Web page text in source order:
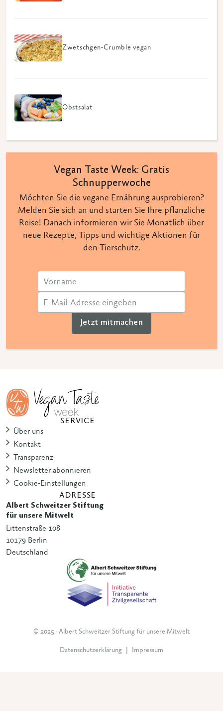
Zwetschgen-Crumble vegan
Obstsalat
Vegan Taste Week: Gratis
Schnupperwoche
Möchten Sie die vegane Ernährung ausprobieren?
Melden Sie sich an und starten Sie Ihre pflanzliche
Reise! Danach informieren wir Sie Monatlich über
neue Rezepte, Tipps und wichtige Aktionen für
den Tierschutz.
Jetzt mitmachen
SERVICE
Über uns
Kontakt
Transparenz
Newsletter abonnieren
Cookie-Einstellungen
ADRESSE
Albert Schweitzer Stiftung
für unsere Mitwelt
Littenstraße 108
10179 Berlin
Deutschland
© 2025 · Albert Schweitzer Stiftung für unsere Mitwelt
Datenschutzerklärung Impressum